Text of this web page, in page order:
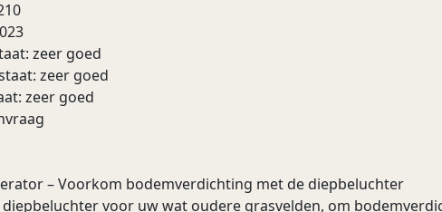
zeer goed
zeer goed
zeer goed
– Voorkom bodemverdichting met de diepbeluchter
diepbeluchter voor uw wat oudere grasvelden, om